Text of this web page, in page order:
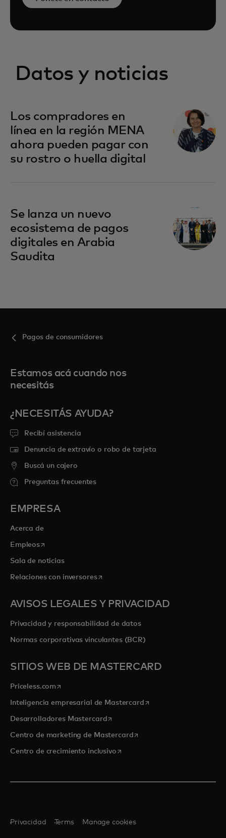
Datos y noticias
Los compradores en
línea en la región MENA
ahora pueden pagar con
su rostro o huella digital
se abre en una pestaña nueva
Se lanza un nuevo
ecosistema de pagos
digitales en Arabia
Saudita
Pagos de consumidores
Estamos acá cuando nos
necesitás
¿NECESITÁS AYUDA?
Recibí asistencia
Denuncia de extravío o robo de tarjeta
Buscá un cajero
Preguntas frecuentes
EMPRESA
Acerca de
Empleosse abre en una pestaña nueva
Sala de noticias
Relaciones con inversoresse abre en una pestaña nueva
AVISOS LEGALES Y PRIVACIDAD
Privacidad y responsabilidad de datos
Normas corporativas vinculantes (BCR)
SITIOS WEB DE MASTERCARD
Priceless.com se abre en una pestaña nueva
Inteligencia empresarial de Mastercardse abre en una pestaña
Desarrolladores Mastercardse abre en una pestaña nueva
Centro de marketing de Mastercardse abre en una pestaña
Centro de crecimiento inclusivose abre en una pestaña nueva
Privacidad Terms Manage cookies